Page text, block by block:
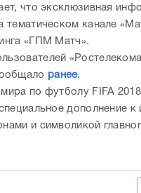
что эксклюзивная
канале
«ГПМ Матч».
ранее.
по футболу FIFA
дополнение к
и символикой